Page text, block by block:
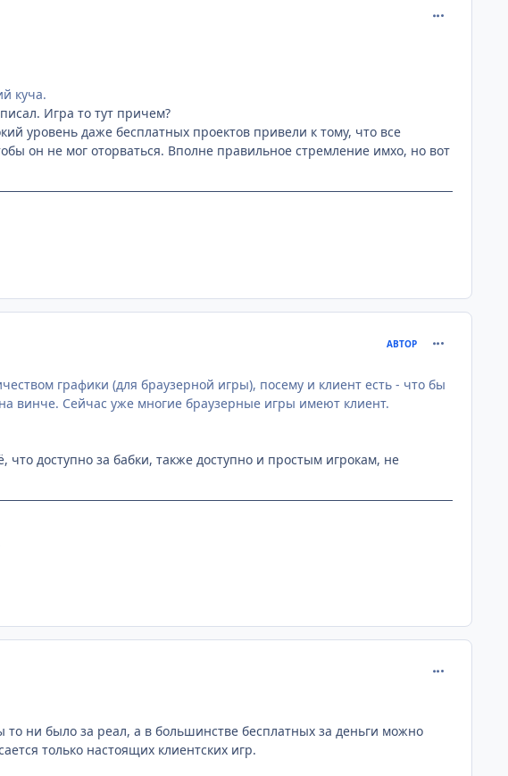
куча.
Игра то тут причем?
уровень даже бесплатных проектов привели к тому, что все
он не мог оторваться. Вполне правильное стремление имхо, но вот
АВТОР
графики (для браузерной игры), посему и клиент есть - что бы
винче. Сейчас уже многие браузерные игры имеют клиент.
доступно за бабки, также доступно и простым игрокам, не
ни было за реал, а в большинстве бесплатных за деньги можно
только настоящих клиентских игр.